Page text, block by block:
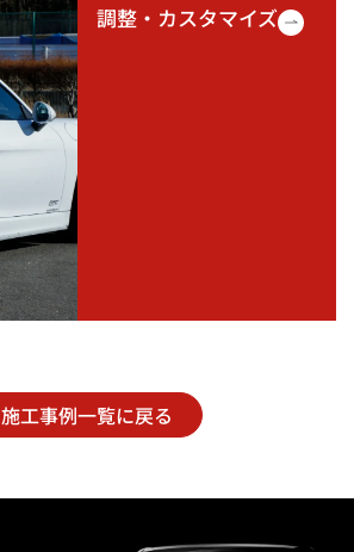
調整・カスタマイズ
施工事例一覧に戻る